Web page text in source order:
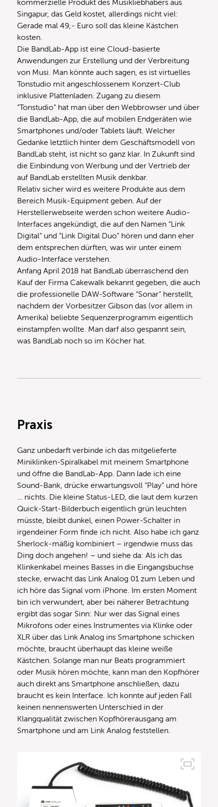
kommerzielle Produkt des Musikliebhabers aus
Singapur, das Geld kostet, allerdings nicht viel:
Gerade mal 49,- Euro soll das kleine Kästchen
kosten.
Die BandLab-App ist eine Cloud-basierte
Anwendungen zur Erstellung und der Verbreitung
von Musi. Man könnte auch sagen, es ist virtuelles
Tonstudio mit angeschlossenem Konzert-Club
inklusive Plattenladen. Zugang zu diesem
“Tonstudio” hat man über den Webbrowser und über
die BandLab-App, die auf mobilen Endgeräten wie
Smartphones und/oder Tablets läuft. Welcher
Gedanke letztlich hinter dem Geschäftsmodell von
BandLab steht, ist nicht so ganz klar. In Zukunft sind
die Einbindung von Werbung und der Vertrieb der
auf BandLab erstellten Musik denkbar.
Relativ sicher wird es weitere Produkte aus dem
Bereich Musik-Equipment geben. Auf der
Herstellerwebseite werden schon weitere Audio-
Interfaces angekündigt, die auf den Namen “Link
Digital” und “Link Digital Duo” hören und dann eher
dem entsprechen dürften, was wir unter einem
Audio-Interface verstehen.
Anfang April 2018 hat BandLab überraschend den
Kauf der Firma Cakewalk bekannt gegeben, die auch
die professionelle DAW-Software “Sonar” herstellt,
nachdem der Vorbesitzer Gibson das (vor allem in
Amerika) beliebte Sequenzerprogramm eigentlich
einstampfen wollte. Man darf also gespannt sein,
was BandLab noch so im Köcher hat.
Praxis
Ganz unbedarft verbinde ich das mitgelieferte
Miniklinken-Spiralkabel mit meinem Smartphone
und öffne die BandLab-App. Dann lade ich eine
Sound-Bank, drücke erwartungsvoll “Play” und höre
… nichts. Die kleine Status-LED, die laut dem kurzen
Quick-Start-Bilderbuch eigentlich grün leuchten
müsste, bleibt dunkel, einen Power-Schalter in
irgendeiner Form finde ich nicht. Also habe ich ganz
Sherlock-mäßig kombiniert – irgendwie muss das
Ding doch angehen! – und siehe da: Als ich das
Klinkenkabel meines Basses in die Eingangsbuchse
stecke, erwacht das Link Analog 01 zum Leben und
ich höre das Signal vom iPhone. Im ersten Moment
bin ich verwundert, aber bei näherer Betrachtung
ergibt das sogar Sinn: Nur wer das Signal eines
Mikrofons oder eines Instrumentes via Klinke oder
XLR über das Link Analog ins Smartphone schicken
möchte, braucht überhaupt das kleine weiße
Kästchen. Solange man nur Beats programmiert
oder Musik hören möchte, kann man den Kopfhörer
auch direkt ans Smartphone anschließen, dazu
braucht es kein Interface. Ich konnte auf jeden Fall
keinen nennenswerten Unterschied in der
Klangqualität zwischen Kopfhörerausgang am
Smartphone und am Link Analog feststellen.